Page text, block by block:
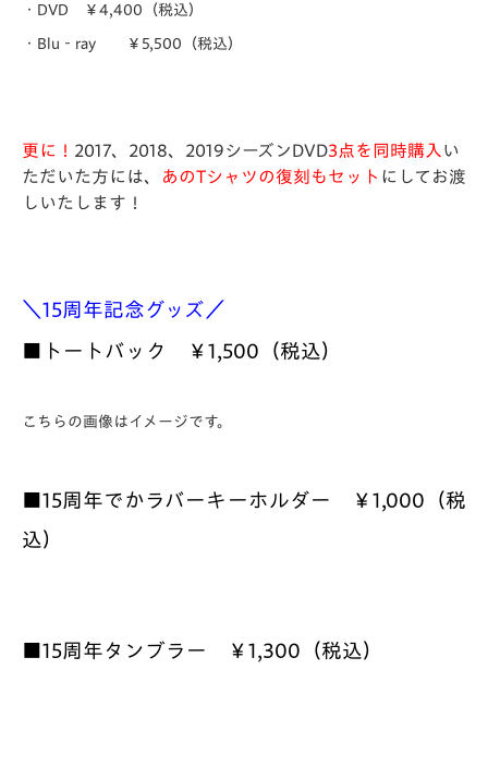
・DVD ￥4,400（税込）
・Blu‐ray ￥5,500（税込）
更に！ 2017、2018、2019シーズンDVD3点を同時購入 い
ただいた方には、
あのTシャツの復刻もセット にしてお渡
しいたします！
＼15周年記念グッズ／
■トートバック ￥1,500（税込）
こちらの画像はイメージです。
■15周年でかラバーキーホルダー
￥1,000（税
込）
■15周年タンブラー ￥1,300（税込）